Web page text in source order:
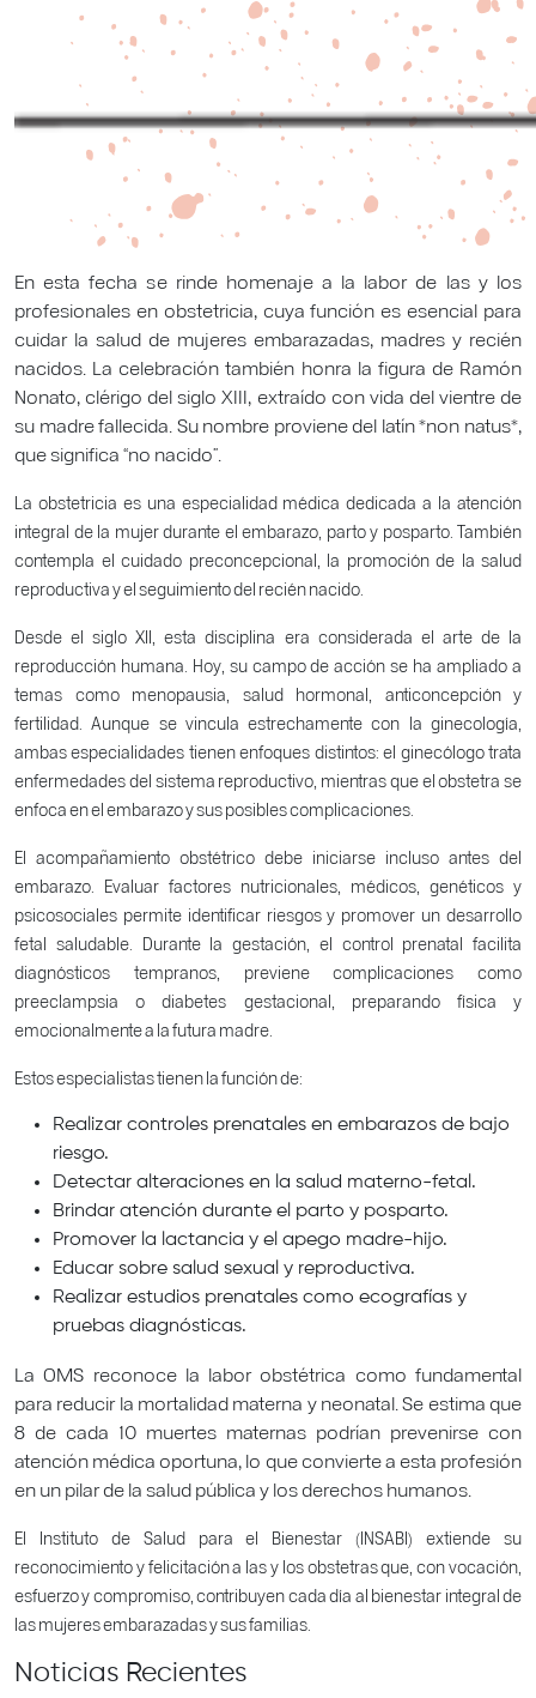
En esta fecha se rinde homenaje a la labor de las y los
profesionales en obstetricia, cuya función es esencial para
cuidar la salud de mujeres embarazadas, madres y recién
nacidos. La celebración también honra la figura de Ramón
Nonato, clérigo del siglo XIII, extraído con vida del vientre de
su madre fallecida. Su nombre proviene del latín *non natus*,
que significa “no nacido”.
La obstetricia es una especialidad médica dedicada a la atención
integral de la mujer durante el embarazo, parto y posparto. También
contempla el cuidado preconcepcional, la promoción de la salud
reproductiva y el seguimiento del recién nacido.
Desde el siglo XII, esta disciplina era considerada el arte de la
reproducción humana. Hoy, su campo de acción se ha ampliado a
temas como menopausia, salud hormonal, anticoncepción y
fertilidad. Aunque se vincula estrechamente con la ginecología,
ambas especialidades tienen enfoques distintos: el ginecólogo trata
enfermedades del sistema reproductivo, mientras que el obstetra se
enfoca en el embarazo y sus posibles complicaciones.
El acompañamiento obstétrico debe iniciarse incluso antes del
embarazo. Evaluar factores nutricionales, médicos, genéticos y
psicosociales permite identificar riesgos y promover un desarrollo
fetal saludable. Durante la gestación, el control prenatal facilita
diagnósticos tempranos, previene complicaciones como
preeclampsia o diabetes gestacional, preparando física y
emocionalmente a la futura madre.
Estos especialistas tienen la función de:
Realizar controles prenatales en embarazos de bajo
riesgo.
Detectar alteraciones en la salud materno-fetal.
Brindar atención durante el parto y posparto.
Promover la lactancia y el apego madre-hijo.
Educar sobre salud sexual y reproductiva.
Realizar estudios prenatales como ecografías y
pruebas diagnósticas.
La OMS reconoce la labor obstétrica como fundamental
para reducir la mortalidad materna y neonatal. Se estima que
8 de cada 10 muertes maternas podrían prevenirse con
atención médica oportuna, lo que convierte a esta profesión
en un pilar de la salud pública y los derechos humanos.
El Instituto de Salud para el Bienestar (INSABI) extiende su
reconocimiento y felicitación a las y los obstetras que, con vocación,
esfuerzo y compromiso, contribuyen cada día al bienestar integral de
las mujeres embarazadas y sus familias.
Noticias Recientes